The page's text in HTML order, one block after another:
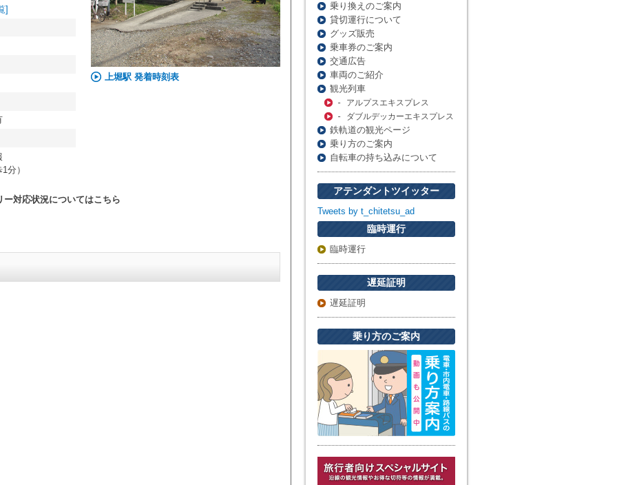
乗り換えのご案内
貸切運行について
グッズ販売
乗車券のご案内
交通広告
車両のご紹介
観光列車
- アルプスエキスプレス
- ダブルデッカーエキスプレス
鉄軌道の観光ページ
乗り方のご案内
自転車の持ち込みについて
アテンダントツイッター
Tweets by t_chitetsu_ad
臨時運行
臨時運行
遅延証明
遅延証明
乗り方のご案内
]
）
上堀駅 発着時刻表
対応状況についてはこちら